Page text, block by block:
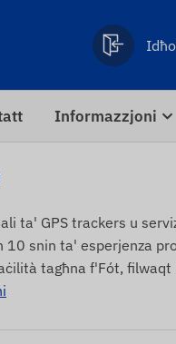
Informazzjoni
ta' GPS trackers u
10 snin ta' esperjenza
tagħna f'Fót, filwaqt